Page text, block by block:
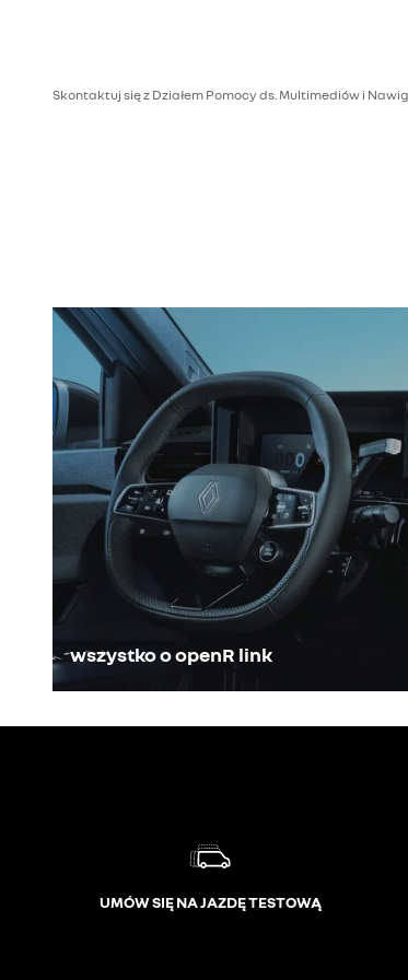
Skontaktuj się z Działem Pomocy ds. Multimediów i
wszystko o openR link
UMÓW SIĘ NA JAZDĘ TESTOWĄ